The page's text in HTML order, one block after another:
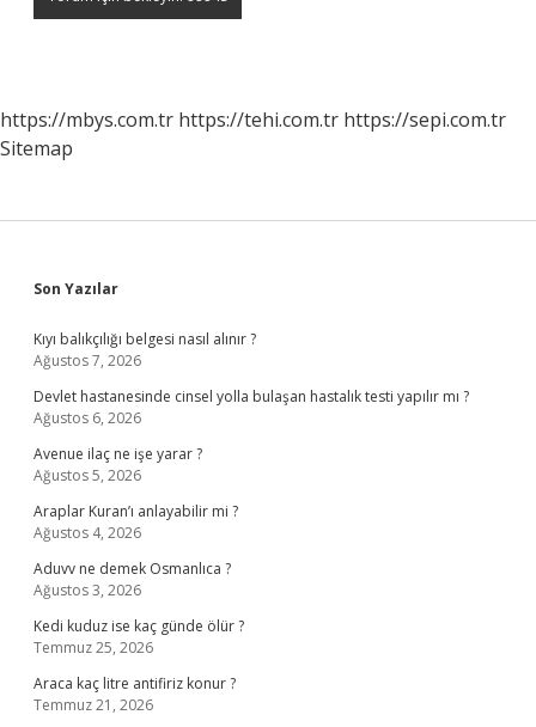
https://mbys.com.tr https://tehi.com.tr https://sepi.com.tr
Sitemap
Sidebar
Son Yazılar
Kıyı balıkçılığı belgesi nasıl alınır ?
Ağustos 7, 2026
Devlet hastanesinde cinsel yolla bulaşan hastalık testi yapılır mı ?
Ağustos 6, 2026
Avenue ilaç ne işe yarar ?
Ağustos 5, 2026
Araplar Kuran’ı anlayabilir mi ?
Ağustos 4, 2026
Aduvv ne demek Osmanlıca ?
Ağustos 3, 2026
Kedi kuduz ise kaç günde ölür ?
Temmuz 25, 2026
Araca kaç litre antifiriz konur ?
Temmuz 21, 2026